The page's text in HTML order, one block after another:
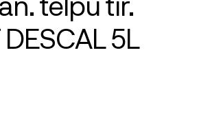
5L